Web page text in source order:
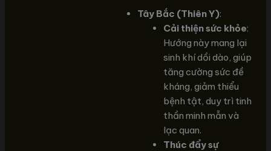
Tây Bắc (Thiên Y):
Cải thiện sức khỏe:
Hướng này mang lại
sinh khí dồi dào, giúp
tăng cường sức đề
kháng, giảm thiểu
bệnh tật, duy trì tinh
thần minh mẫn và
lạc quan.
Thúc đẩy sự